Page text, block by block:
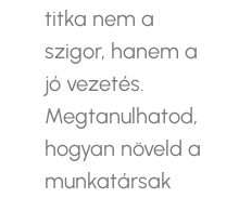
titka nem a
szigor, hanem a
jó vezetés.
Megtanulhatod,
hogyan növeld a
munkatársak